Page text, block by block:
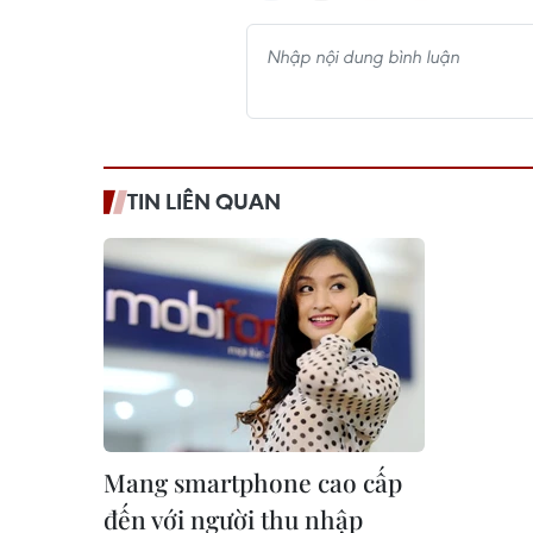
TIN LIÊN QUAN
Mang smartphone cao cấp
đến với người thu nhập